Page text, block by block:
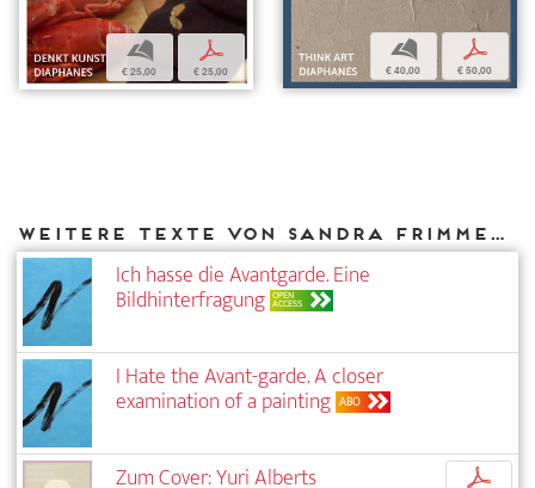
b
€ 25,00
p
€ 25,00
b
€ 40,00
p
€ 50,00
Weitere Texte von Sandra Frimmel bei DIAPHANES
Ich hasse die Avantgarde. Eine
Bildhinterfragung OPEN
ACCESS
I Hate the Avant-garde. A closer
examination of a painting ABO
Zum Cover: Yuri Alberts p